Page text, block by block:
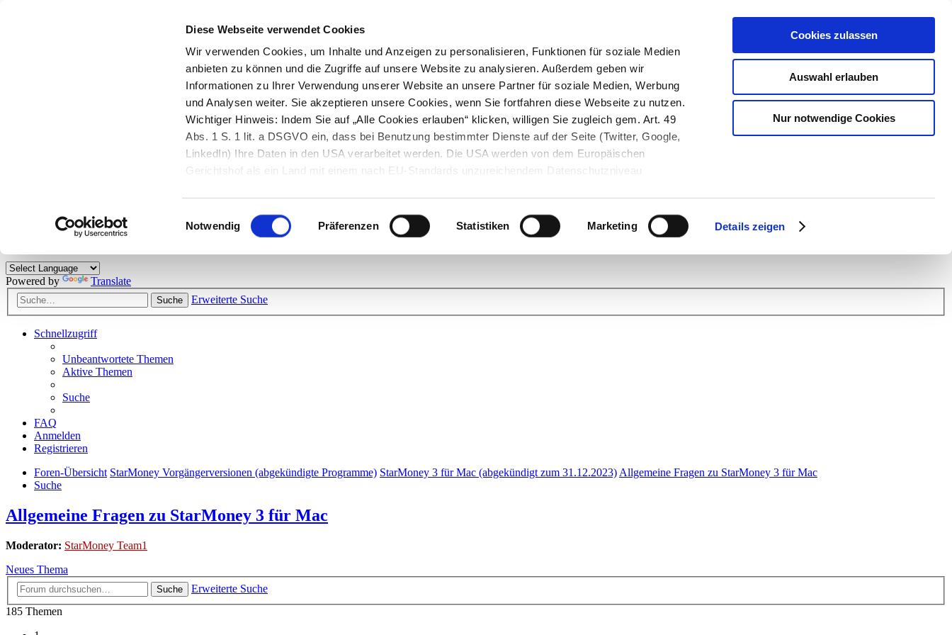
Diese Webseite verwendet Cookies
Wir verwenden Cookies, um Inhalte und Anzeigen zu personalisieren, Funktionen für soziale Medien
anbieten zu können und die Zugriffe auf unsere Website zu analysieren. Außerdem geben wir
Informationen zu Ihrer Verwendung unserer Website an unsere Partner für soziale Medien, Werbung
und Analysen weiter. Sie akzeptieren unsere Cookies, wenn Sie fortfahren diese Webseite zu nutzen.
Wichtiger Hinweis: Indem Sie auf „Alle Cookies erlauben“ klicken, willigen Sie zugleich gem. Art. 49
Abs. 1 S. 1 lit. a DSGVO ein, dass bei Benutzung bestimmter Dienste auf der Seite (Twitter, Google,
LinkedIn) Ihre Daten in den USA verarbeitet werden. Die USA werden von dem Europäischen
Gerichtshof als ein Land mit einem nach EU-Standards unzureichendem Datenschutzniveau
Einwilligungsauswahl
Notwendig Präferenzen Statistiken Marketing Details zeigen
Cookies zulassen
Auswahl erlauben
Nur notwendige Cookies
Herzlich willkommen!
Kunden viele nützliche Hilfestellungen und interessante Tipps und Tricks. Stellen Sie Ihre Fragen und helfen Sie mit Ihrem Wissen anderen weiter.
Powered by Translate
Suche Erweiterte Suche
Schnellzugriff
Unbeantwortete Themen
Aktive Themen
Suche
FAQ
Anmelden
Registrieren
Foren-Übersicht StarMoney Vorgängerversionen (abgekündigte Programme) StarMoney 3 für Mac (abgekündigt zum 31.12.2023)Allgemeine Fragen zu StarMoney 3 für Mac
Suche
Allgemeine Fragen zu StarMoney 3 für Mac
Moderator: StarMoney Team1
Neues Thema
Suche
Erweiterte Suche
185 Themen